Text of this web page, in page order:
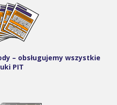
– obsługujemy wszystkie
PIT